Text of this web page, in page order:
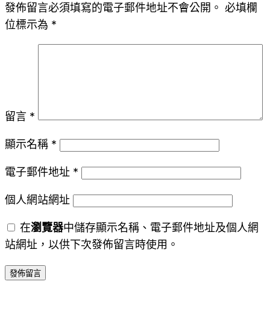
發佈留言必須填寫的電子郵件地址不會公開。 必填欄
位標示為 *
留言 *
顯示名稱 *
電子郵件地址 *
個人網站網址
在瀏覽器中儲存顯示名稱、電子郵件地址及個人網
站網址，以供下次發佈留言時使用。